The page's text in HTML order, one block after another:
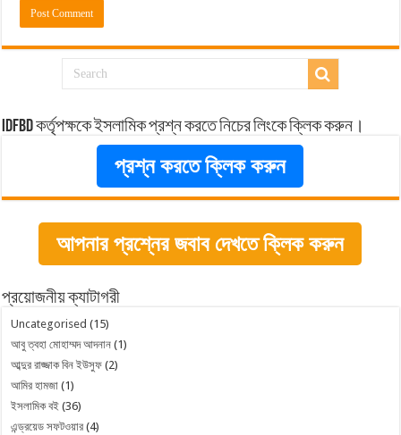
idfbd কর্তৃপক্ষকে ইসলামিক প্রশ্ন করতে নিচের লিংকে ক্লিক করুন।
প্রশ্ন করতে ক্লিক করুন
আপনার প্রশ্নের জবাব দেখতে ক্লিক করুন
প্রয়োজনীয় ক্যাটাগরী
Uncategorised (15)
আবু ত্বহা মোহাম্মদ আদনান (1)
আব্দুর রাজ্জাক বিন ইউসুফ (2)
আমির হামজা (1)
ইসলামিক বই (36)
এন্ড্রয়েড সফটওয়ার (4)